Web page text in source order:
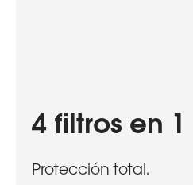
4 filtros en 1
Protección total.